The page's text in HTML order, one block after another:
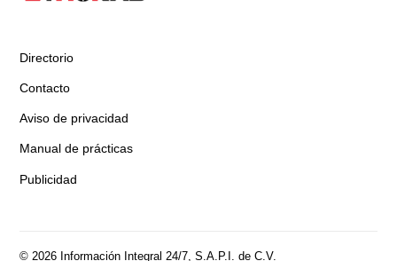
Directorio
Contacto
Aviso de privacidad
Manual de prácticas
Publicidad
© 2026 Información Integral 24/7, S.A.P.I. de C.V.